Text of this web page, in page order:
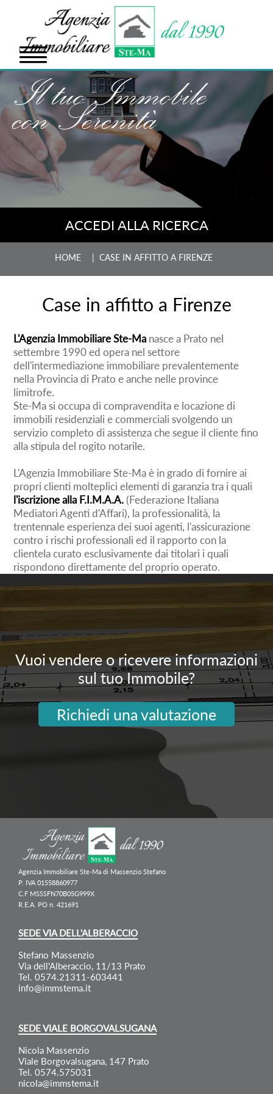
Il tuo Immobile
con Serenità
ACCEDI ALLA RICERCA
HOME | CASE IN AFFITTO A FIRENZE
Case in affitto a Firenze
L'Agenzia Immobiliare Ste-Ma nasce a Prato nel
settembre 1990 ed opera nel settore
dell'intermediazione immobiliare prevalentemente
nella Provincia di Prato e anche nelle province
limitrofe.
Ste-Ma si occupa di compravendita e locazione di
immobili residenziali e commerciali svolgendo un
servizio completo di assistenza che segue il cliente fino
alla stipula del rogito notarile.
L'Agenzia Immobiliare Ste-Ma è in grado di fornire ai
propri clienti molteplici elementi di garanzia tra i quali
l'iscrizione alla F.I.M.A.A.(Federazione Italiana
Mediatori Agenti d'Affari), la professionalità, la
trentennale esperienza dei suoi agenti, l'assicurazione
contro i rischi professionali ed il rapporto con la
clientela curato esclusivamente dai titolari i quali
rispondono direttamente del proprio operato.
Vuoi vendere o ricevere informazioni
sul tuo Immobile?
Richiedi una valutazione
Agenzia Immobiliare Ste-Ma di Massenzio Stefano
P. IVA 01558860977
C.F MSSSFN70B05G999X
R.E.A. PO n. 421691
SEDE VIA DELL'ALBERACCIO
Stefano Massenzio
Via dell'Alberaccio, 11/13 Prato
Tel. 0574.21311-603441
info@immstema.it
SEDE VIALE BORGOVALSUGANA
Nicola Massenzio
Viale Borgovalsugana, 147 Prato
Tel. 0574.575031
nicola@immstema.it